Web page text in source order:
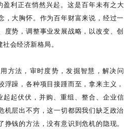
盈利正在悄然兴起。这是百年未有之大
，大胸怀。作为百年财富来说，经过一
度势，调整事业发展战略，以改变、创
会经济新格局。
方法，审时度势，发掘智慧，解决问
浮躁，各种项目接踵而至，拿来主义，
起起伏伏，并购、重组、整合、企业信
机层出不穷，这一切都因我们缺乏政治
挣钱的方法，没有意识到危机的隐现。